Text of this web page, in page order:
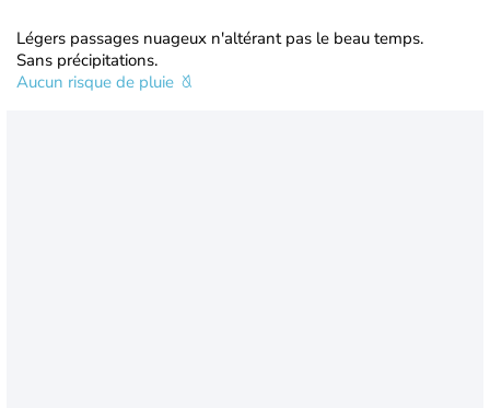
Légers passages nuageux n'altérant pas le beau temps.
Sans précipitations.
Aucun risque de pluie